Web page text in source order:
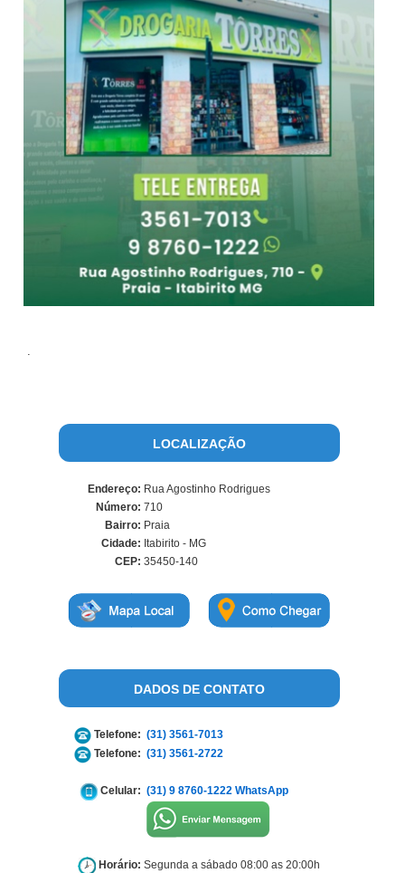
.
LOCALIZAÇÃO
Endereço: Rua Agostinho Rodrigues
Número: 710
Bairro: Praia
Cidade: Itabirito - MG
CEP: 35450-140
DADOS DE CONTATO
Telefone: (31) 3561-7013
Telefone: (31) 3561-2722
Celular: (31) 9 8760-1222 WhatsApp
Horário: Segunda a sábado 08:00 as 20:00h